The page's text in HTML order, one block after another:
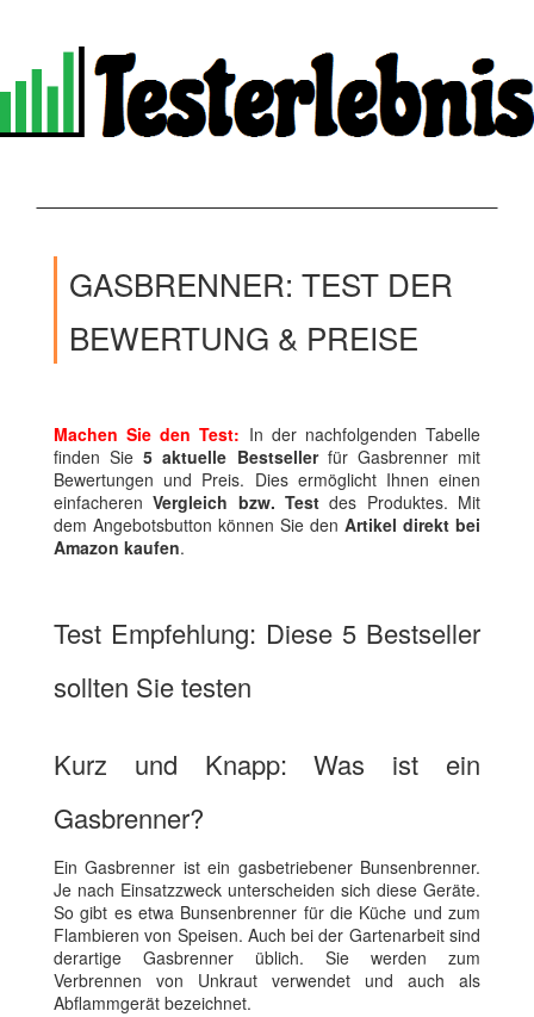
GASBRENNER: TEST DER
BEWERTUNG & PREISE
Machen Sie den Test: In der nachfolgenden Tabelle
finden Sie 5 aktuelle Bestsellerfür Gasbrenner mit
Bewertungen und Preis. Dies ermöglicht Ihnen einen
einfacherenVergleich bzw. Test des Produktes. Mit
dem Angebotsbutton können Sie den Artikel direkt bei
Amazon kaufen.
Test Empfehlung: Diese 5 Bestseller
sollten Sie testen
Kurz und Knapp: Was ist ein
Gasbrenner?
Ein Gasbrenner ist ein gasbetriebener Bunsenbrenner.
Je nach Einsatzzweck unterscheiden sich diese Geräte.
So gibt es etwa Bunsenbrenner für die Küche und zum
Flambieren von Speisen. Auch bei der Gartenarbeit sind
derartige Gasbrenner üblich. Sie werden zum
Verbrennen von Unkraut verwendet und auch als
Abflammgerät bezeichnet.